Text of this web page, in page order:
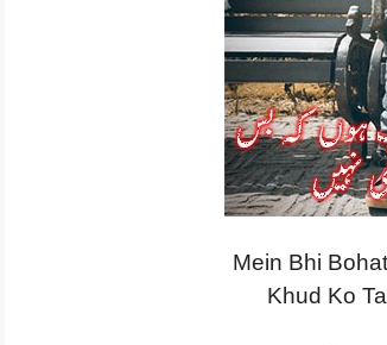
Mein Bhi
Khud Ko